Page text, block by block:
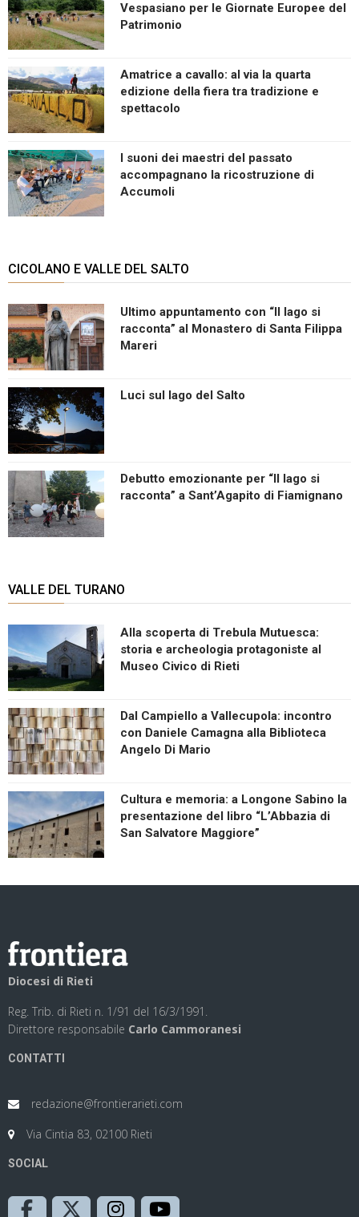
Vespasiano per le Giornate Europee del
Patrimonio
Amatrice a cavallo: al via la quarta
edizione della fiera tra tradizione e
spettacolo
I suoni dei maestri del passato
accompagnano la ricostruzione di
Accumoli
CICOLANO E VALLE DEL SALTO
Ultimo appuntamento con “Il lago si
racconta” al Monastero di Santa Filippa
Mareri
Luci sul lago del Salto
Debutto emozionante per “Il lago si
racconta” a Sant’Agapito di Fiamignano
VALLE DEL TURANO
Alla scoperta di Trebula Mutuesca:
storia e archeologia protagoniste al
Museo Civico di Rieti
Dal Campiello a Vallecupola: incontro
con Daniele Camagna alla Biblioteca
Angelo Di Mario
Cultura e memoria: a Longone Sabino la
presentazione del libro “L’Abbazia di
San Salvatore Maggiore”
Diocesi di Rieti
Reg. Trib. di Rieti n. 1/91 del 16/3/1991.
Direttore responsabile Carlo Cammoranesi
CONTATTI
redazione@frontierarieti.com
Via Cintia 83, 02100 Rieti
SOCIAL